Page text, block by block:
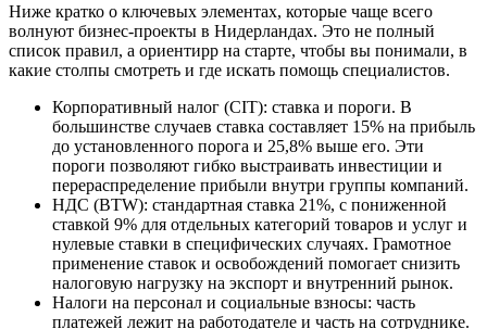
Ниже кратко о ключевых элементах, которые чаще всего
волнуют бизнес-проекты в Нидерландах. Это не полный
список правил, а ориентиpр на старте, чтобы вы понимали, в
какие столпы смотреть и где искать помощь специалистов.
Корпоративный налог (CIT): ставка и пороги. В
большинстве случаев ставка составляет 15% на прибыль
до установленного порога и 25,8% выше его. Эти
пороги позволяют гибко выстраивать инвестиции и
перераспределение прибыли внутри группы компаний.
НДС (BTW): стандартная ставка 21%, с пониженной
ставкой 9% для отдельных категорий товаров и услуг и
нулевые ставки в специфических случаях. Грамотное
применение ставок и освобождений помогает снизить
налоговую нагрузку на экспорт и внутренний рынок.
Налоги на персонал и социальные взносы: часть
платежей лежит на работодателе и часть на сотруднике.